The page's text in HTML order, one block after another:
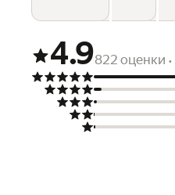
4.9822 оценки •